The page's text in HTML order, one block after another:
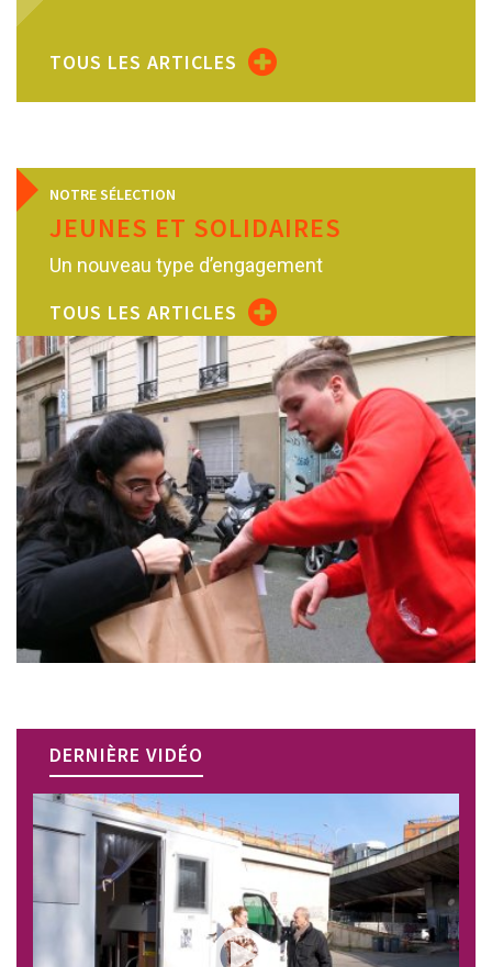
TOUS LES ARTICLES
NOTRE SÉLECTION
JEUNES ET SOLIDAIRES
Un nouveau type d’engagement
TOUS LES ARTICLES
DERNIÈRE VIDÉO